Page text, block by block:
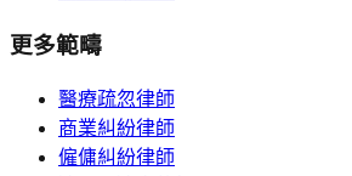
更多範疇
醫療疏忽律師
商業糾紛律師
僱傭糾紛律師